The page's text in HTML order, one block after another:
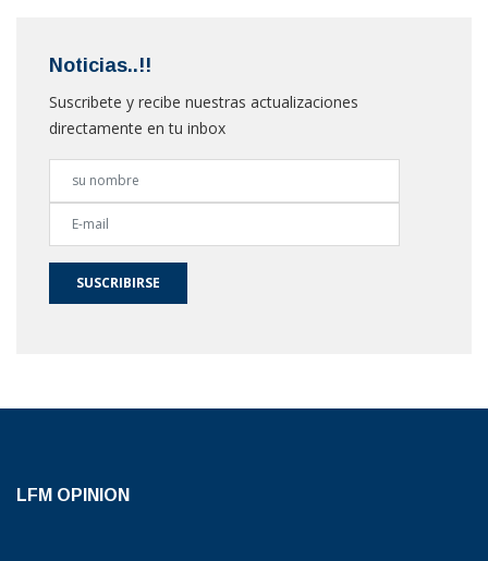
Noticias..!!
Suscribete y recibe nuestras actualizaciones
directamente en tu inbox
SUSCRIBIRSE
LFM OPINION